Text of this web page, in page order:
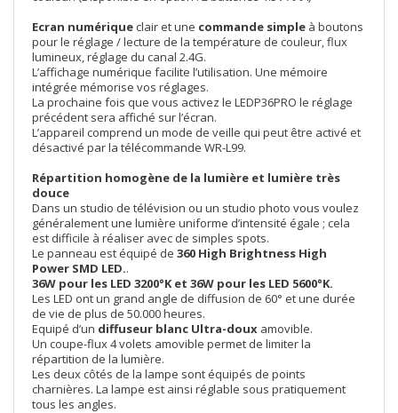
Ecran numérique clair et une commande simple à boutons
pour le réglage / lecture de la température de couleur, flux
lumineux, réglage du canal 2.4G.
L’affichage numérique facilite l’utilisation. Une mémoire
intégrée mémorise vos réglages.
La prochaine fois que vous activez le LEDP36PRO le réglage
précédent sera affiché sur l’écran.
L’appareil comprend un mode de veille qui peut être activé et
désactivé par la télécommande WR-L99.
Répartition homogène de la lumière et lumière très
douce
Dans un studio de télévision ou un studio photo vous voulez
généralement une lumière uniforme d’intensité égale ; cela
est difficile à réaliser avec de simples spots.
Le panneau est équipé de 360 High Brightness High
Power SMD LED..
36W pour les LED 3200°K et 36W pour les LED 5600°K.
Les LED ont un grand angle de diffusion de 60° et une durée
de vie de plus de 50.000 heures.
Equipé d’un diffuseur blanc Ultra-doux amovible.
Un coupe-flux 4 volets amovible permet de limiter la
répartition de la lumière.
Les deux côtés de la lampe sont équipés de points
charnières. La lampe est ainsi réglable sous pratiquement
tous les angles.